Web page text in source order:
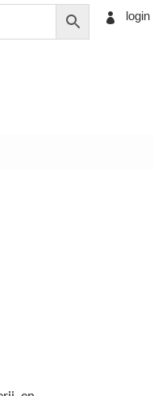
 login